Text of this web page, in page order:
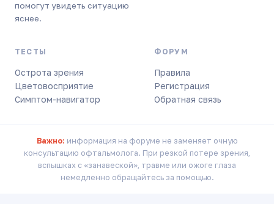
помогут увидеть ситуацию
яснее.
ТЕСТЫ
Острота зрения
Цветовосприятие
Симптом-навигатор
ФОРУМ
Правила
Регистрация
Обратная связь
Важно: информация на форуме не заменяет очную
консультацию офтальмолога. При резкой потере зрения,
вспышках с «занавеской», травме или ожоге глаза
немедленно обращайтесь за помощью.